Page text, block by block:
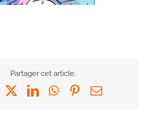
Partager cet article.
FacebookLinkedInWhatsApp
Pinterest
Email